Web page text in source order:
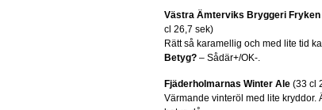
Västra Ämterviks Bryggeri Fryken
cl 26,7 sek)
Rätt så karamellig och med lite tid
Betyg? – Sådär+/OK-.
Fjäderholmarnas Winter Ale (33 cl
Värmande vinteröl med lite kryddor.